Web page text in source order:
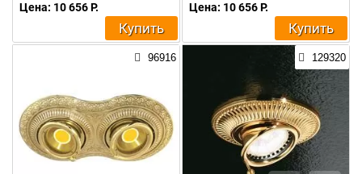
Цена: 10 656 Р.
Купить
Цена: 10 656 Р.
Купить
96916 129320